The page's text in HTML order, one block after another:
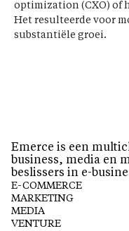
optimization (CXO) of
Het resulteerde voor
substantiële groei.
Emerce is een
business, media en
beslissers in e-
E-COMMERCE
MARKETING
MEDIA
VENTURE